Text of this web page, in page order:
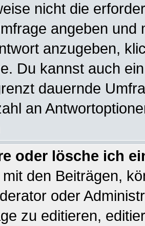
nicht die
angeben und
anzugeben,
Du kannst auch
dauernde
an
oder lösche ich
den Beiträgen,
oder
zu editieren,